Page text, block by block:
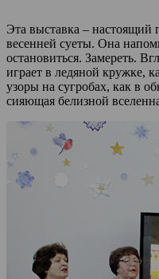
Эта выставка – настоящий
весенней суеты. Она
остановиться. Замереть.
играет в ледяной кружке,
узоры на сугробах, как в
сияющая белизной